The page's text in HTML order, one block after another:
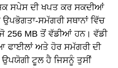
ਸਪੇਸ ਦੀ ਖਪਤ ਕਰ ਸਕਦੀਆਂ
ਸਮੱਗਰੀ ਸਥਾਨਾਂ ਵਿੱਚ
256 MB ਤੋਂ ਵੱਡੀਆਂ ਹਨ। ਵੱਡੀ
ਫਾਈਲਾਂ ਅਤੇ ਹੋਰ ਸਮੱਗਰੀ ਦੀ
ਟੂਲ ਹੈ ਜਿਸਨੂੰ ਤੁਸੀਂ